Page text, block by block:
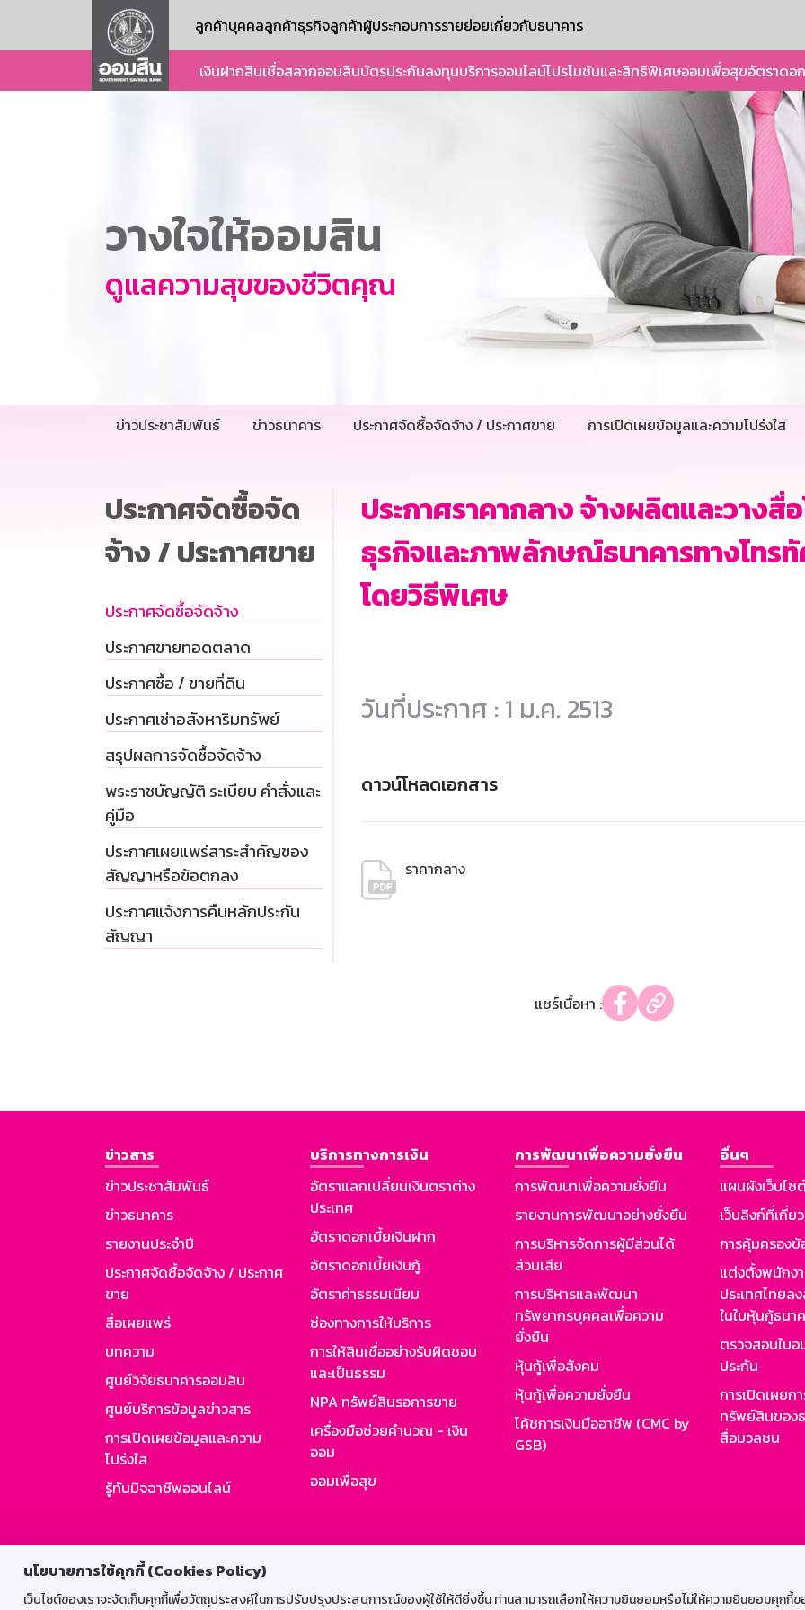
นโยบายการใช้คุกกี้ (Cookies Policy)
เว็บไซต์ของเราจะจัดเก็บคุกกี้เพื่อวัตถุประสงค์ในการปรับปรุงประสบการณ์ของผู้ใช้ให้ดียิ่งขึ้น ท่านสามารถเลือกให้ความยินยอมหรือไม่ให้ความยินยอมคุกกี้ข
ลูกค้าบุคคลลูกค้าธุรกิจลูกค้าผู้ประกอบการรายย่อยเกี่ยวกับธนาคาร
เงินฝากสินเชื่อสลากออมสินบัตรประกันลงทุนบริการออนไลน์โปรโมชันและสิทธิพิเศษออมเพื่อสุขอัตราดอ
วางใจให้ออมสิน
ดูแลความสุขของชีวิตคุณ
ข่าวประชาสัมพันธ์ ข่าวธนาคาร ประกาศจัดซื้อจัดจ้าง / ประกาศขาย การเปิดเผยข้อมูลและความโปร่งใส
ประกาศจัดซื้อจัด
จ้าง / ประกาศขาย
ประกาศจัดซื้อจัดจ้าง
ประกาศขายทอดตลาด
ประกาศซื้อ / ขายที่ดิน
ประกาศเช่าอสังหาริมทรัพย์
สรุปผลการจัดซื้อจัดจ้าง
พระราชบัญญัติ ระเบียบ คำสั่งและ
คู่มือ
ประกาศเผยแพร่สาระสำคัญของ
สัญญาหรือข้อตกลง
ประกาศแจ้งการคืนหลักประกัน
สัญญา
ประกาศราคากลาง จ้างผลิตและวาง
ธุรกิจและภาพลักษณ์ธนาคารทางโทร
โดยวิธีพิเศษ
วันที่ประกาศ : 1 ม.ค. 2513
ดาวน์โหลดเอกสาร
ราคากลาง
แชร์เนื้อหา :
ข่าวสาร
ข่าวประชาสัมพันธ์
ข่าวธนาคาร
รายงานประจำปี
ประกาศจัดซื้อจัดจ้าง / ประกาศ
ขาย
สื่อเผยแพร่
บทความ
ศูนย์วิจัยธนาคารออมสิน
ศูนย์บริการข้อมูลข่าวสาร
การเปิดเผยข้อมูลและความ
โปร่งใส
รู้ทันมิจฉาชีพออนไลน์
บริการทางการเงิน
อัตราแลกเปลี่ยนเงินตราต่าง
ประเทศ
อัตราดอกเบี้ยเงินฝาก
อัตราดอกเบี้ยเงินกู้
อัตราค่าธรรมเนียม
ช่องทางการให้บริการ
การให้สินเชื่ออย่างรับผิดชอบ
และเป็นธรรม
NPA ทรัพย์สินรอการขาย
เครื่องมือช่วยคำนวณ - เงิน
ออม
ออมเพื่อสุข
การพัฒนาเพื่อความยั่งยืน
การพัฒนาเพื่อความยั่งยืน
รายงานการพัฒนาอย่างยั่งยืน
การบริหารจัดการผู้มีส่วนได้
ส่วนเสีย
การบริหารและพัฒนา
ทรัพยากรบุคคลเพื่อความ
ยั่งยืน
หุ้นกู้เพื่อสังคม
หุ้นกู้เพื่อความยั่งยืน
โค้ชการเงินมืออาชีพ (CMC by
GSB)
อื่นๆ
แผนผังเว็บไซ
เว็บลิงก์ที่เกี่ย
การคุ้มครอง
แต่งตั้งพนักง
ประเทศไทยล
ในใบหุ้นกู้ธนา
ตรวจสอบใบ
ประกัน
การเปิดเผยก
ทรัพย์สินของ
สื่อมวลชน